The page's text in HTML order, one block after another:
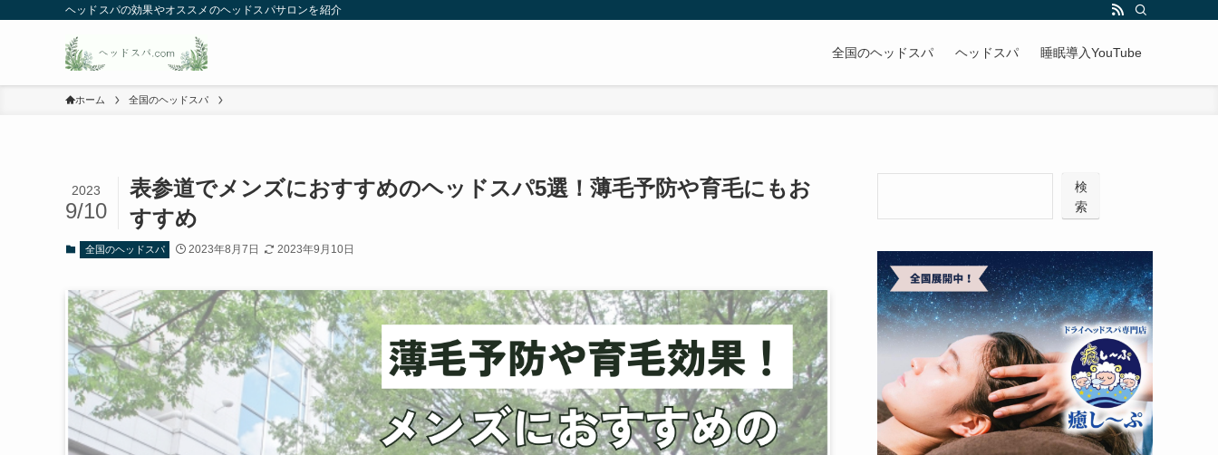
ヘッドスパの効果やオススメのヘッドスパサロンを紹介
全国のヘッドスパ ヘッドスパ 睡眠導入YouTube
ホーム 全国のヘッドスパ
表参道でメンズにおすすめのヘッドスパ5選！薄毛予防や育毛にもお
すすめ
2023
9/10
全国のヘッドスパ 2023年8月7日 2023年9月10日
検
索